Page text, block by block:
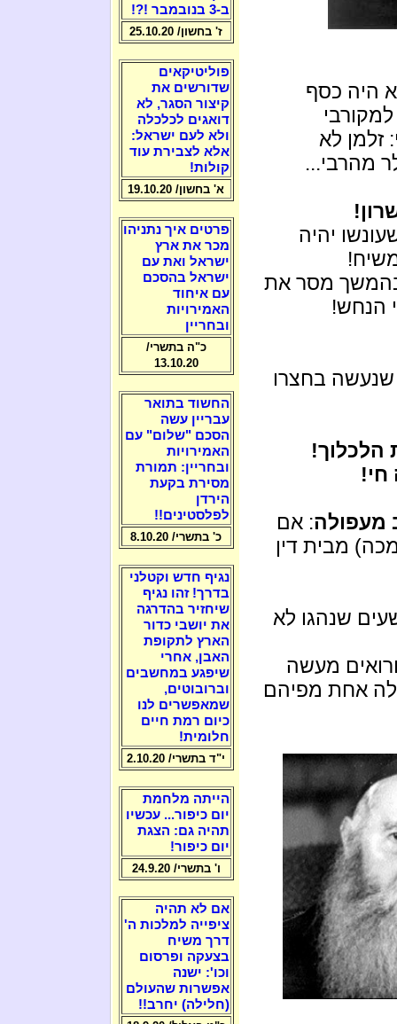
היה כסף
זלמן לא
מהרבי...
יהיה
מסר את
הנחש!
בחצרו
הלכלוך!
חי!
: אם
מבית דין
שנהגו לא
מעשה
אחת מפיהם
ב-3 בנובמבר !?!
ז' בחשון/ 25.10.20
פוליטיקאים
שדורשים את
קיצור הסגר, לא
דואגים לכלכלה
ולא לעם ישראל:
אלא לצבירת עוד
קולות!
א' בחשון/ 19.10.20
פרטים איך נתניהו
מכר את ארץ
ישראל ואת עם
ישראל בהסכם
עם איחוד
האמירויות
ובחריין
כ"ה בתשרי/
13.10.20
החשוד בתואר
עבריין עשה
הסכם "שלום" עם
האמירויות
ובחריין: תמורת
מסירת בקעת
הירדן
לפלסטינים!!
כ' בתשרי/ 8.10.20
נגיף חדש וקטלני
בדרך! זהו נגיף
שיחזיר בהדרגה
את יושבי כדור
הארץ לתקופת
האבן, אחרי
שיפגע במחשבים
וברובוטים,
שמאפשרים לנו
כיום רמת חיים
חלומית!
י"ד בתשרי/ 2.10.20
הייתה מלחמת
יום כיפור... עכשיו
תהיה גם: הצגת
יום כיפור!
ו' בתשרי/ 24.9.20
אם לא תהיה
ציפייה למלכות ה'
דרך משיח
בצעקה ופרסום
וכו': ישנה
אפשרות שהעולם
(חלילה) יחרב!!